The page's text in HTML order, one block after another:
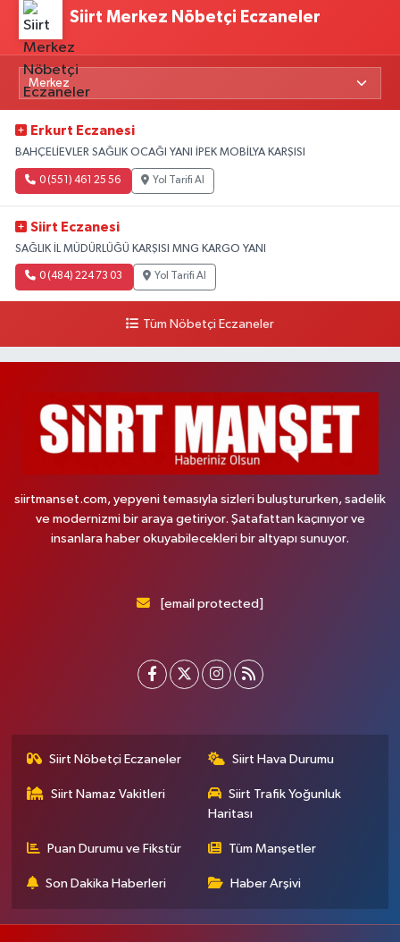
Siirt Merkez Nöbetçi Eczaneler
Erkurt Eczanesi
BAHÇELİEVLER SAĞLIK OCAĞI YANI İPEK MOBİLYA KARŞISI
0 (551) 461 25 56 Yol Tarifi Al
Siirt Eczanesi
SAĞLIK İL MÜDÜRLÜĞÜ KARŞISI MNG KARGO YANI
0 (484) 224 73 03 Yol Tarifi Al
Tüm Nöbetçi Eczaneler
siirtmanset.com, yepyeni temasıyla sizleri buluştururken, sadelik
ve modernizmi bir araya getiriyor. Şatafattan kaçınıyor ve
insanlara haber okuyabilecekleri bir altyapı sunuyor.
[email protected]
Siirt Nöbetçi Eczaneler Siirt Hava Durumu
Siirt Namaz Vakitleri
Siirt Trafik Yoğunluk
Haritası
Puan Durumu ve Fikstür Tüm Manşetler
Son Dakika Haberleri Haber Arşivi